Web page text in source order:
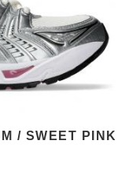
/ SWEET PINK